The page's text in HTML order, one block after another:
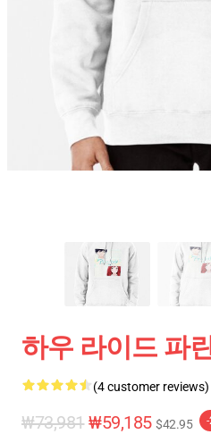
하우 라이드 파
(4 customer reviews)
₩73,981 ₩59,185 $42.95